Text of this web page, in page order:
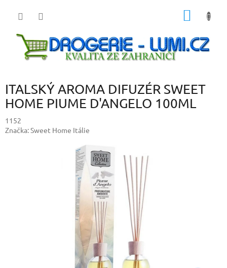
ITALSKÝ AROMA DIFUZÉR SWEET
HOME PIUME D'ANGELO 100ML
1152
Značka:Sweet Home Itálie